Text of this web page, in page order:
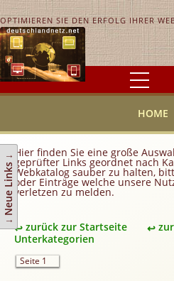
OPTIMIEREN SIE DEN ERFOLG IHRER
AGB
Link
Eintrag
HOME
Hier finden Sie eine große
geprüfter Links geordnet nach
Webkatalog sauber zu halten,
oder Einträge welche unsere
verletzen zu melden.
zurück zur Startseite
Unterkategorien
Seite 1
↓ Neue Links ↓